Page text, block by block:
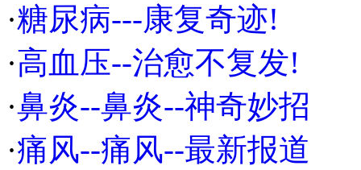
·糖尿病---康复奇迹!
·高血压--治愈不复发!
·鼻炎--鼻炎--神奇妙招
·痛风--痛风--最新报道